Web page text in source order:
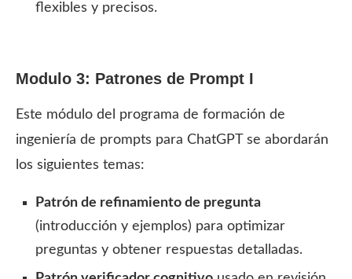
flexibles y precisos.
Modulo 3: Patrones de Prompt I
Este módulo del programa de formación de
ingeniería de prompts para ChatGPT se abordarán
los siguientes temas:
Patrón de refinamiento de pregunta
(introducción y ejemplos) para optimizar
preguntas y obtener respuestas detalladas.